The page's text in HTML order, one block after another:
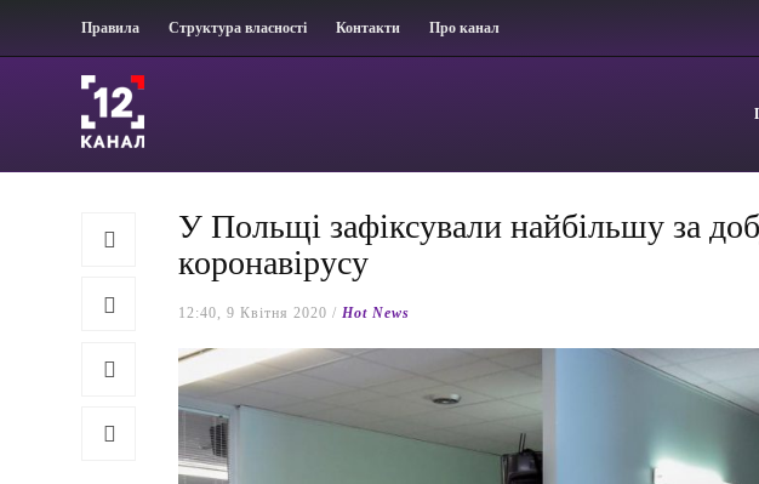
Правила Структура власності Контакти Про канал
У Польщі зафіксували найбільшу за
коронавірусу
12:40, 9 Квітня 2020 /Hot News